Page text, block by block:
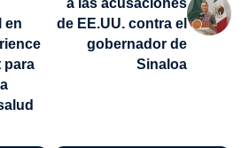
en
para
a las acusaciones
de EE.UU. contra el
gobernador de
Sinaloa